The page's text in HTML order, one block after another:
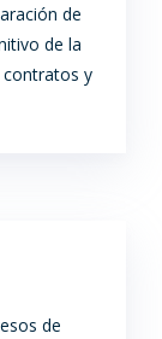
de
de la
contratos y
de